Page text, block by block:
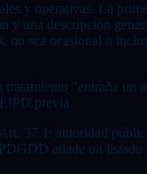
y operativas. La
y una descripción
sea ocasional o
"entraña un
previa.
37.1: autoridad
añade un